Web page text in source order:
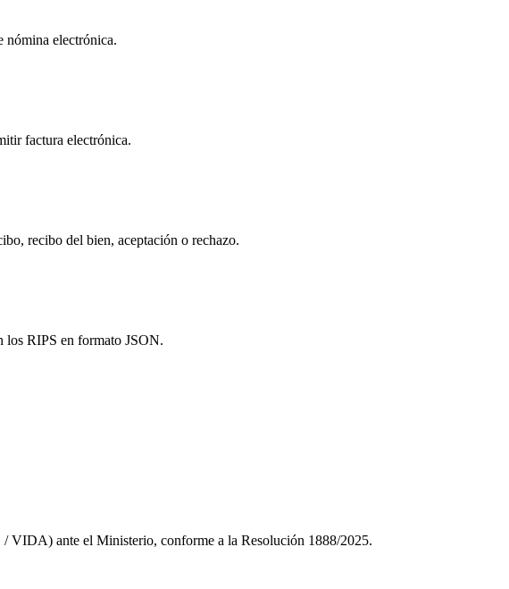
nómina electrónica.
factura electrónica.
recibo del bien, aceptación o rechazo.
los RIPS en formato JSON.
VIDA) ante el Ministerio, conforme a la Resolución 1888/2025.